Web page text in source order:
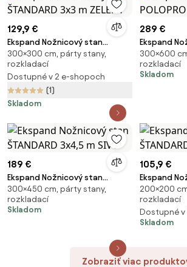
129,9 €
Ekspand Nožnicový stan
ŠTANDARD 3x3 m ZELENÝ
300×300 cm, párty stany,
rozkladací
Dostupné v 2 e-shopoch
(1)
Skladom
289 €
Ekspand
POLOPROFI
300×600
rozkladací
Skladom
189 €
Ekspand Nožnicový stan
ŠTANDARD 3x4,5 m SIVÝ
300×450 cm, párty stany,
rozkladací
Skladom
105,9 €
Ekspand
ŠTANDARD
200×200
rozkladací
Dostupné
Skladom
Zobraziť viac